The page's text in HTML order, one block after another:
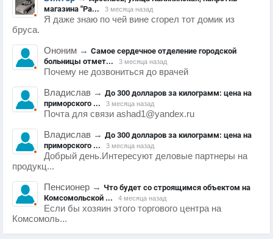
магазина "Ра...
3 месяца назад
Я даже знаю по чей вине сгорел тот домик из
бруса.
Ононим → Самое сердечное отделение городской
больницы отмет...
3 месяца назад
Почему не дозвониться до врачей
Владислав → До 300 долларов за килограмм: цена на
приморского ...
3 месяца назад
Почта для связи ashad1@yandex.ru
Владислав → До 300 долларов за килограмм: цена на
приморского ...
3 месяца назад
Добрый день.Интересуют деловые партнеры на
продукц...
Пенсионер → Что будет со строящимся объектом на
Комсомольской ...
4 месяца назад
Если бы хозяин этого торгового центра на
Комсомоль...